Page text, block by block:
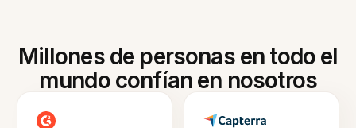
Millones de personas en todo el
mundo confían en nosotros